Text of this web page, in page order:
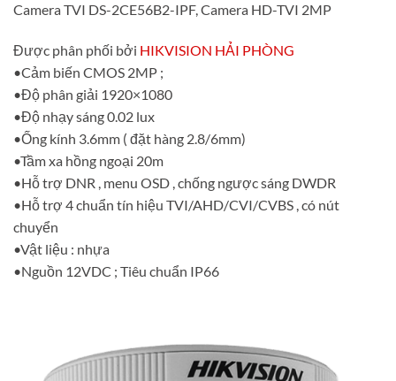
Camera TVI DS-2CE56B2-IPF, Camera HD-TVI 2MP
Được phân phối bởi HIKVISION HẢI PHÒNG
•Cảm biến CMOS 2MP ;
•Độ phân giải 1920×1080
•Độ nhạy sáng 0.02 lux
•Ống kính 3.6mm ( đặt hàng 2.8/6mm)
•Tầm xa hồng ngoại 20m
•Hỗ trợ DNR , menu OSD , chống ngược sáng DWDR
•Hỗ trợ 4 chuẩn tín hiệu TVI/AHD/CVI/CVBS , có nút
chuyển
•Vật liệu : nhựa
•Nguồn 12VDC ; Tiêu chuẩn IP66